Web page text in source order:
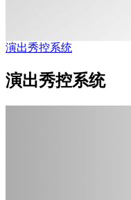
演出秀控系统
演出秀控系统